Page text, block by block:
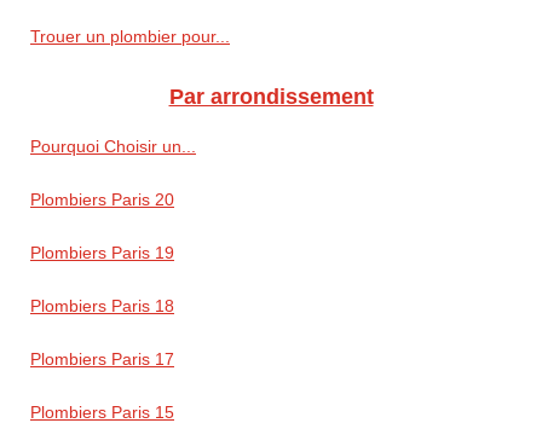
Trouer un plombier pour...
Par arrondissement
Pourquoi Choisir un...
Plombiers Paris 20
Plombiers Paris 19
Plombiers Paris 18
Plombiers Paris 17
Plombiers Paris 15